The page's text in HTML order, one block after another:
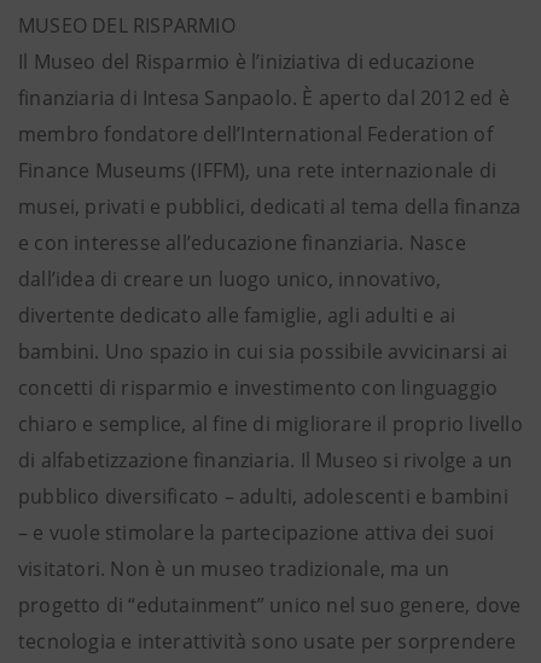
MUSEO DEL RISPARMIO
Il Museo del Risparmio è l’iniziativa di educazione
finanziaria di Intesa Sanpaolo. È aperto dal 2012 ed è
membro fondatore dell’International Federation of
Finance Museums (IFFM), una rete internazionale di
musei, privati e pubblici, dedicati al tema della finanza
e con interesse all’educazione finanziaria. Nasce
dall’idea di creare un luogo unico, innovativo,
divertente dedicato alle famiglie, agli adulti e ai
bambini. Uno spazio in cui sia possibile avvicinarsi ai
concetti di risparmio e investimento con linguaggio
chiaro e semplice, al fine di migliorare il proprio livello
di alfabetizzazione finanziaria. Il Museo si rivolge a un
pubblico diversificato – adulti, adolescenti e bambini
– e vuole stimolare la partecipazione attiva dei suoi
visitatori. Non è un museo tradizionale, ma un
progetto di “edutainment” unico nel suo genere, dove
tecnologia e interattività sono usate per sorprendere